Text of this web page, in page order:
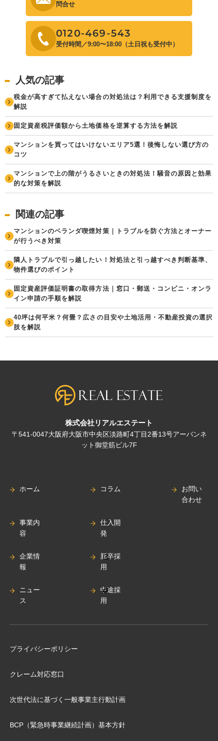
問合せ
0120-469-543
受付時間／9:00〜18:00（土日祝も受付中）
人気の記事
税金が高すぎて払えない場合の対処法は？利用できる支援制度を
解説
固定資産税評価額から土地価格を逆算する方法を解説
マンションを買ってはいけないエリア5選！後悔しない選び方の
コツ
マンションで上の階がうるさいときの対処法！騒音の原因と効果
的な対策を解説
関連の記事
マンションのベランダ喫煙対策｜トラブルを防ぐ方法とオーナー
が行うべき対策
隣人トラブルで引っ越したい！対処法と引っ越すべき判断基準、
物件選びのポイント
固定資産評価証明書の取得方法｜窓口・郵送・コンビニ・オンラ
イン申請の手順を解説
40坪は何平米？何畳？広さの目安や土地活用・不動産投資の選択
肢を解説
株式会社リアルエステート
〒541-0047大阪府大阪市中央区淡路町4丁目2番13号アーバンネ
ット御堂筋ビル7F
ホーム
事業内
容
企業情
報
ニュー
ス
コラム
仕入開
発
新卒採
用
中途採
用
お問い
合わせ
プライバシーポリシー
クレーム対応窓口
次世代法に基づく⼀般事業主⾏動計画
BCP（緊急時事業継続計画）基本⽅針